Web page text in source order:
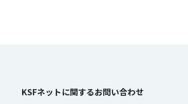
KSFネットに関するお問い合わせ